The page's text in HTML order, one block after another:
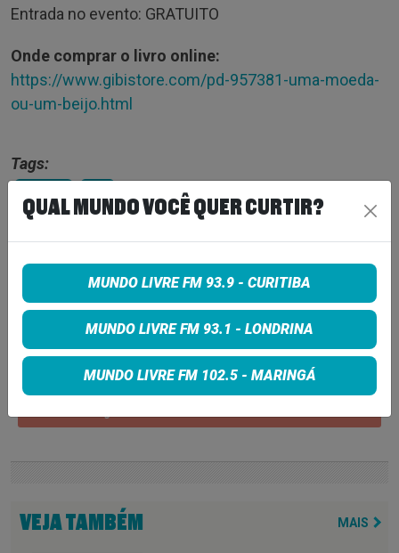
Entrada no evento: GRATUITO
Onde comprar o livro online:
https://www.gibistore.com/pd-957381-uma-moeda-
ou-um-beijo.html
Tags:
COMPARTILHE
Share on Facebook
Share on Twitter
VEJA TAMBÉM MAIS
QUAL MUNDO VOCÊ QUER CURTIR?
MUNDO LIVRE FM 93.9 - CURITIBA
MUNDO LIVRE FM 93.1 - LONDRINA
MUNDO LIVRE FM 102.5 - MARINGÁ